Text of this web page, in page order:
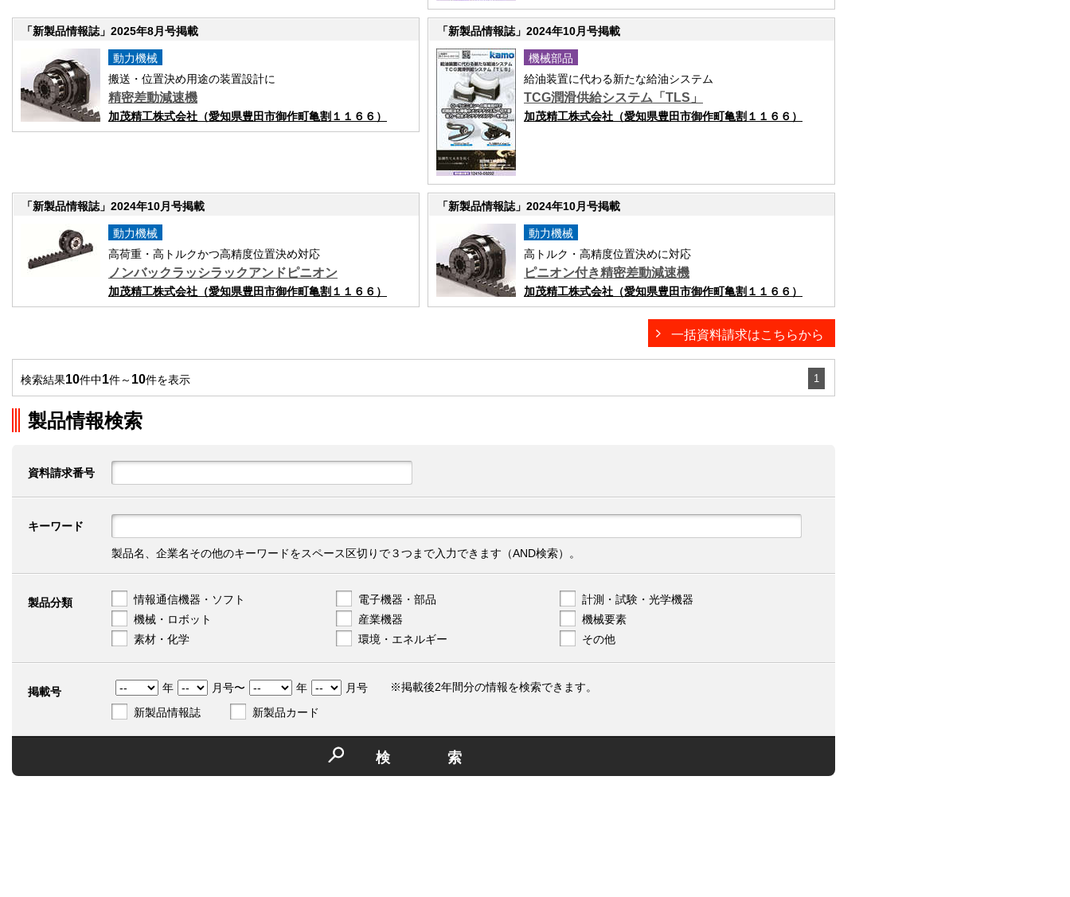
「新製品情報誌」2025年8月号掲載
動力機械
搬送・位置決め用途の装置設計に
精密差動減速機
加茂精工株式会社（愛知県豊田市御作町亀割１１６６）
「新製品情報誌」2024年10月号掲載
機械部品
給油装置に代わる新たな給油システム
TCG潤滑供給システム「TLS」
加茂精工株式会社（愛知県豊田市御作町亀割１１６６）
「新製品情報誌」2024年10月号掲載
動力機械
高荷重・高トルクかつ高精度位置決め対応
ノンバックラッシラックアンドピニオン
加茂精工株式会社（愛知県豊田市御作町亀割１１６６）
「新製品情報誌」2024年10月号掲載
動力機械
高トルク・高精度位置決めに対応
ピニオン付き精密差動減速機
加茂精工株式会社（愛知県豊田市御作町亀割１１６６）
一括資料請求はこちらから
検索結果10件中1件～ 10件を表示 1
製品情報検索
資料請求番号
キーワード
製品名、企業名その他のキーワードをスペース区切りで３つまで入力できます（AND検索）。
製品分類 情報通信機器・ソフト 電子機器・部品
計測・試験・光学機器
機械・ロボット
産業機器
機械要素
素材・化学
環境・エネルギー その他
掲載号 年 月号〜 年
月号
新製品情報誌
新製品カード
※掲載後2年間分の情報を検索できます。
検索